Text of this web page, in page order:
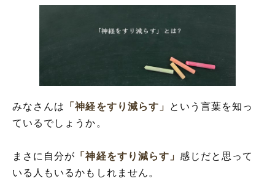
「神経をすり減らす」とは?
「すり減らし系女子」とは?
「神経をすり減らす」の類語や類似表現や
みなさんは 「神経をすり減らす」
という言葉を知っ
ているでしょうか。
まさに自分が 「神経をすり減らす」感じだと思って
いる人もいるかもしれません。